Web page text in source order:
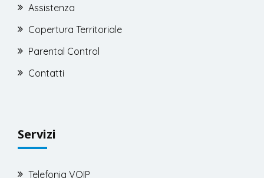
Assistenza
Copertura Territoriale
Parental Control
Contatti
Servizi
Telefonia VOIP